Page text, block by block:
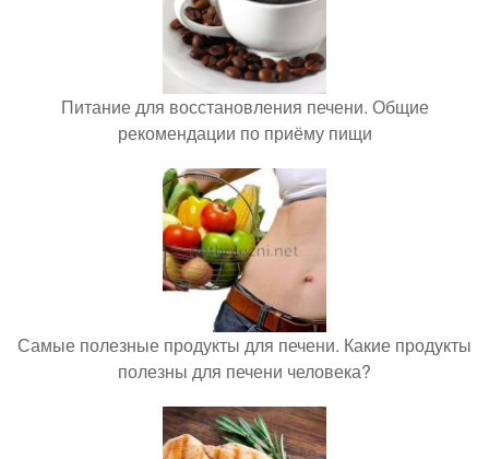
Питание для восстановления печени. Общие
рекомендации по приёму пищи
Самые полезные продукты для печени. Какие продукты
полезны для печени человека?